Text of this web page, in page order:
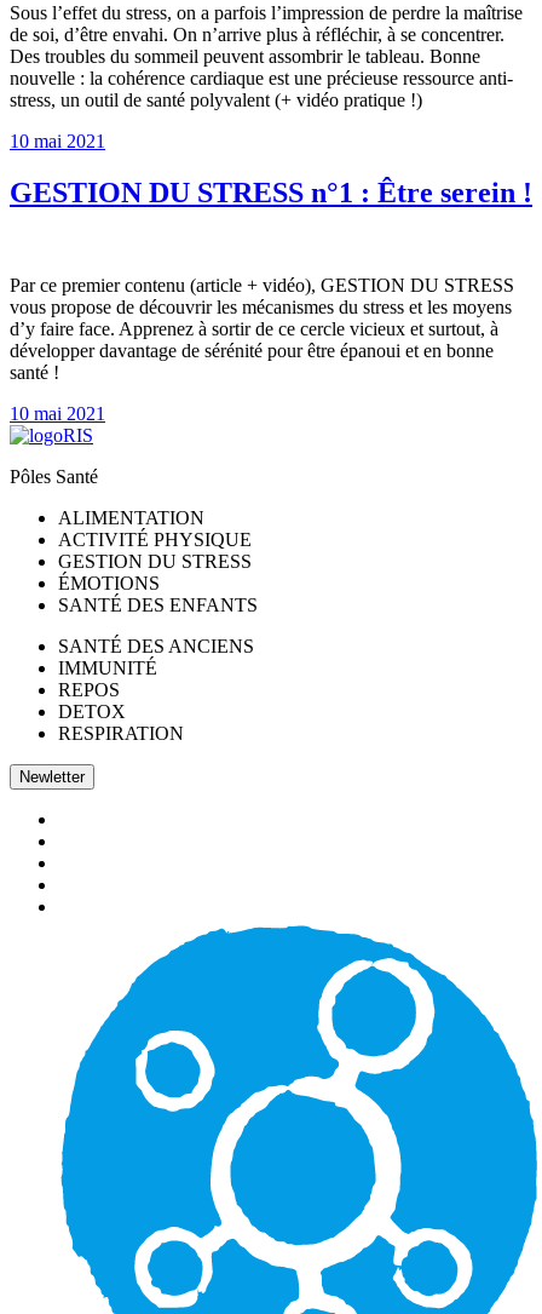
Sous l’effet du stress, on a parfois l’impression de perdre la maîtrise
de soi, d’être envahi. On n’arrive plus à réfléchir, à se concentrer.
Des troubles du sommeil peuvent assombrir le tableau. Bonne
nouvelle : la cohérence cardiaque est une précieuse ressource anti-
stress, un outil de santé polyvalent (+ vidéo pratique !)
10 mai 2021
GESTION DU STRESS n°1 : Être serein !
Par ce premier contenu (article + vidéo), GESTION DU STRESS
vous propose de découvrir les mécanismes du stress et les moyens
d’y faire face. Apprenez à sortir de ce cercle vicieux et surtout, à
développer davantage de sérénité pour être épanoui et en bonne
santé !
10 mai 2021
Pôles Santé
ALIMENTATION
ACTIVITÉ PHYSIQUE
GESTION DU STRESS
ÉMOTIONS
SANTÉ DES ENFANTS
SANTÉ DES ANCIENS
IMMUNITÉ
REPOS
DETOX
RESPIRATION
Newletter